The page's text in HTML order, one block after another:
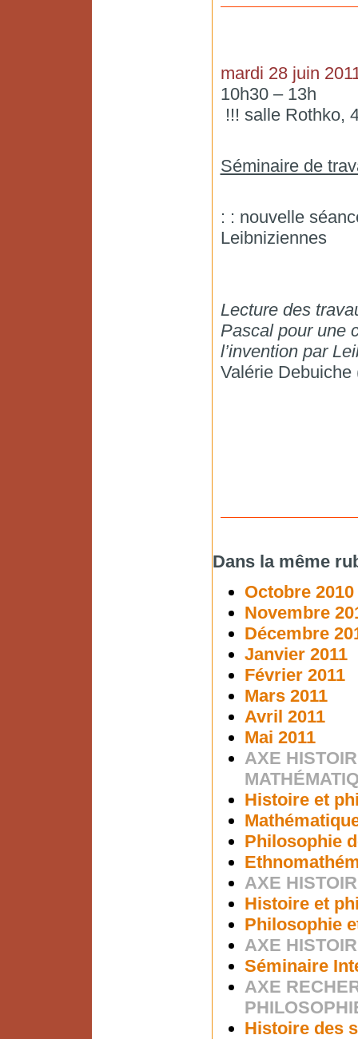
mardi 28 juin
10h30 – 13h
!!! salle Rothko,
Séminaire de
: : nouvelle
Leibniziennes
Lecture des
Pascal pour une
l’invention par
Valérie Debuiche
Dans la même
Octobre 2010
Novembre
Décembre
Janvier 2011
Février 2011
Mars 2011
Avril 2011
Mai 2011
AXE
Histoire et
Philosophie
AXE
Histoire et
Philosophie
AXE
Séminaire
AXE
Histoire des